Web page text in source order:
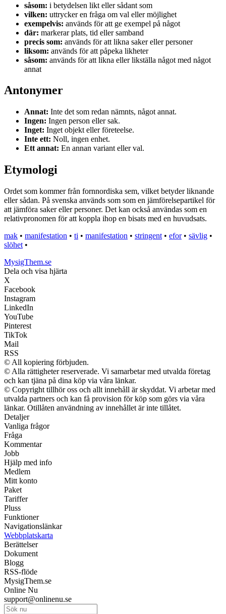
såsom: i betydelsen likt eller sådant som
vilken: uttrycker en fråga om val eller möjlighet
exempelvis: används för att ge exempel på något
där: markerar plats, tid eller samband
precis som: används för att likna saker eller personer
liksom: används för att påpeka likheter
såsom: används för att likna eller likställa något med något
annat
Antonymer
Annat: Inte det som redan nämnts, något annat.
Ingen: Ingen person eller sak.
Inget: Inget objekt eller företeelse.
Inte ett: Noll, ingen enhet.
Ett annat: En annan variant eller val.
Etymologi
Ordet som kommer från fornnordiska sem, vilket betyder liknande
eller sådan. På svenska används som som en jämförelsepartikel för
att jämföra saker eller personer. Det kan också användas som en
relativpronomen för att koppla ihop en bisats med en huvudsats.
mak • manifestation • ti • manifestation • stringent • efor• sävlig •
slöhet •
MysigThem.se
Dela och visa hjärta
X
Facebook
Instagram
LinkedIn
YouTube
Pinterest
TikTok
Mail
RSS
© All kopiering förbjuden.
© Alla rättigheter reserverade. Vi samarbetar med utvalda företag
och kan tjäna på dina köp via våra länkar.
© Copyright tillhör oss och allt innehåll är skyddat. Vi arbetar med
utvalda partners och kan få provision för köp som görs via våra
länkar. Otillåten användning av innehållet är inte tillåtet.
Detaljer
Vanliga frågor
Fråga
Kommentar
Jobb
Hjälp med info
Medlem
Mitt konto
Paket
Tariffer
Pluss
Funktioner
Navigationslänkar
Webbplatskarta
Berättelser
Dokument
Blogg
RSS-flöde
MysigThem.se
Online Nu
support@onlinenu.se